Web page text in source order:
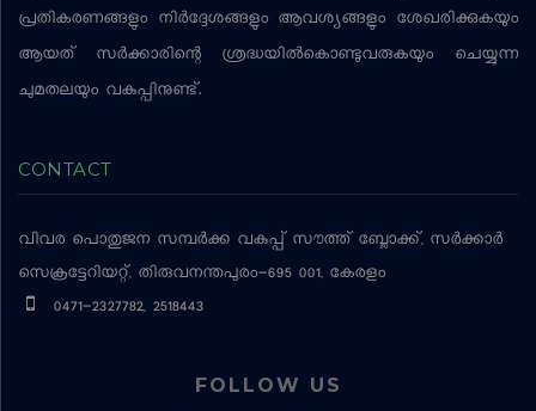
പ്രതികരണങ്ങളും നിര്‍ദ്ദേശങ്ങളും ആവശ്യങ്ങളും ശേഖരിക്കുകയും
ആയത് സര്‍ക്കാരിന്റെ ശ്രദ്ധയില്‍കൊണ്ടുവരുകയും ചെയ്യുന്ന
ചുമതലയും വകുപ്പിനുണ്ട്.
CONTACT
വിവര പൊതുജന സമ്പര്‍ക്ക വകുപ്പ് സൗത്ത് ബ്ലോക്ക്, സര്‍ക്കാര്‍
സെക്രട്ടേറിയറ്റ്, തിരുവനന്തപുരം-695 001, കേരളം
0471-2327782, 2518443
FOLLOW US